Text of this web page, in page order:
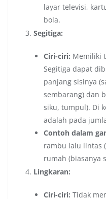
layar televisi,
bola.
Segitiga:
Ciri-ciri: Memiliki
Segitiga dapat
panjang sisinya
sembarang) dan
siku, tumpul). Di
adalah pada
Contoh dalam
rambu lalu lintas
rumah (biasanya
Lingkaran:
Ciri-ciri: Tidak